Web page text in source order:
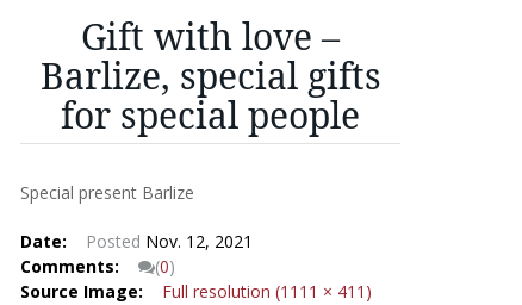
Gift with love –
Barlize, special gifts
for special people
Special present Barlize
Date: Posted Nov. 12, 2021
Comments:
(0)
Source Image:
Full resolution (1111 × 411)